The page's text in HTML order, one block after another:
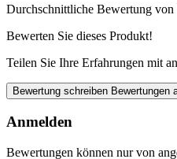
Durchschnittliche Bewertung von
Bewerten Sie dieses Produkt!
Teilen Sie Ihre Erfahrungen mit
Bewertung schreiben Bewertungen
Anmelden
Bewertungen können nur von